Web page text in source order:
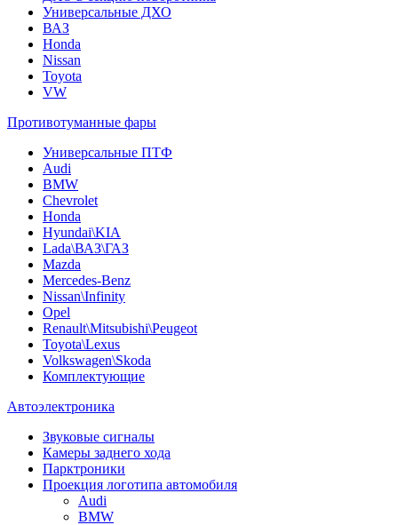
Универсальные ДХО
ВАЗ
Honda
Nissan
Toyota
VW
Противотуманные фары
Универсальные ПТФ
Audi
BMW
Chevrolet
Honda
Hyundai\KIA
Lada\ВАЗ\ГАЗ
Mazda
Mercedes-Benz
Nissan\Infinity
Opel
Renault\Mitsubishi\Peugeot
Toyota\Lexus
Volkswagen\Skoda
Комплектующие
Автоэлектроника
Звуковые сигналы
Камеры заднего хода
Парктроники
Проекция логотипа автомобиля
Audi
BMW